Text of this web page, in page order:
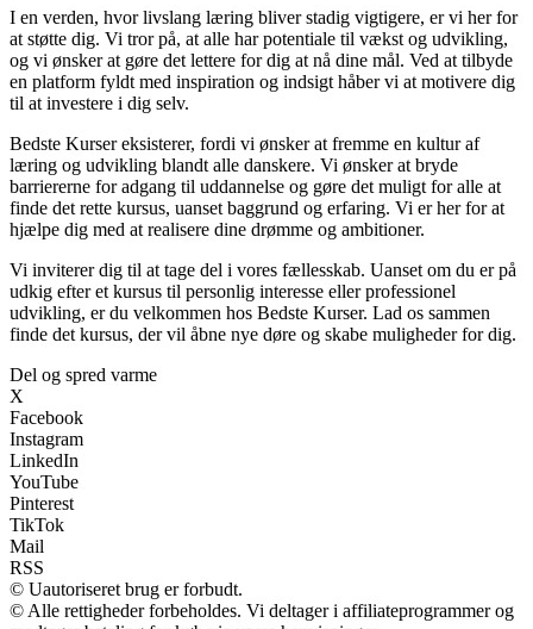
I en verden, hvor livslang læring bliver stadig vigtigere, er vi her for
at støtte dig. Vi tror på, at alle har potentiale til vækst og udvikling,
og vi ønsker at gøre det lettere for dig at nå dine mål. Ved at tilbyde
en platform fyldt med inspiration og indsigt håber vi at motivere dig
til at investere i dig selv.
Bedste Kurser eksisterer, fordi vi ønsker at fremme en kultur af
læring og udvikling blandt alle danskere. Vi ønsker at bryde
barriererne for adgang til uddannelse og gøre det muligt for alle at
finde det rette kursus, uanset baggrund og erfaring. Vi er her for at
hjælpe dig med at realisere dine drømme og ambitioner.
Vi inviterer dig til at tage del i vores fællesskab. Uanset om du er på
udkig efter et kursus til personlig interesse eller professionel
udvikling, er du velkommen hos Bedste Kurser. Lad os sammen
finde det kursus, der vil åbne nye døre og skabe muligheder for dig.
Del og spred varme
X
Facebook
Instagram
LinkedIn
YouTube
Pinterest
TikTok
Mail
RSS
© Uautoriseret brug er forbudt.
© Alle rettigheder forbeholdes. Vi deltager i affiliateprogrammer og